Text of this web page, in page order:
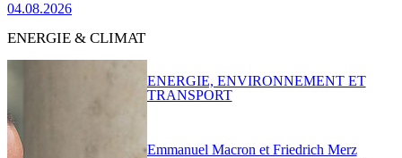
04.08.2026
ENERGIE & CLIMAT
Emmanuel Macron et Friedrich Merz
ENERGIE, ENVIRONNEMENT ET
TRANSPORT